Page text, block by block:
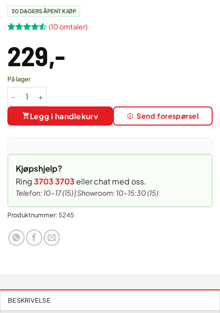
30 DAGERS ÅPENT KJØP
4.5av 5
basert på
kundevurderinger
(10omtaler)
229,-
På lager
Deigkutter GI-Metal antall
Legg i handlekurv Send forespørsel
Kjøpshjelp?
Ring3703 3703 eller chat med oss.
Telefon: 10–17 (15) | Showroom: 10–15:30 (15)
Produktnummer: 5245
BESKRIVELSE